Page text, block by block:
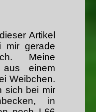
Artikel
mir gerade
Meine
aus einem
Weibchen.
sich bei mir
in